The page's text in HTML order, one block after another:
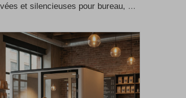
Cabines privées et silencieuses pour bureau, cabines téléphoniques insonorisées, cabines de réunion insonorisées pour bureau, cabine téléphonique, cabine d’enregistrement pour bureau, cabine musicale